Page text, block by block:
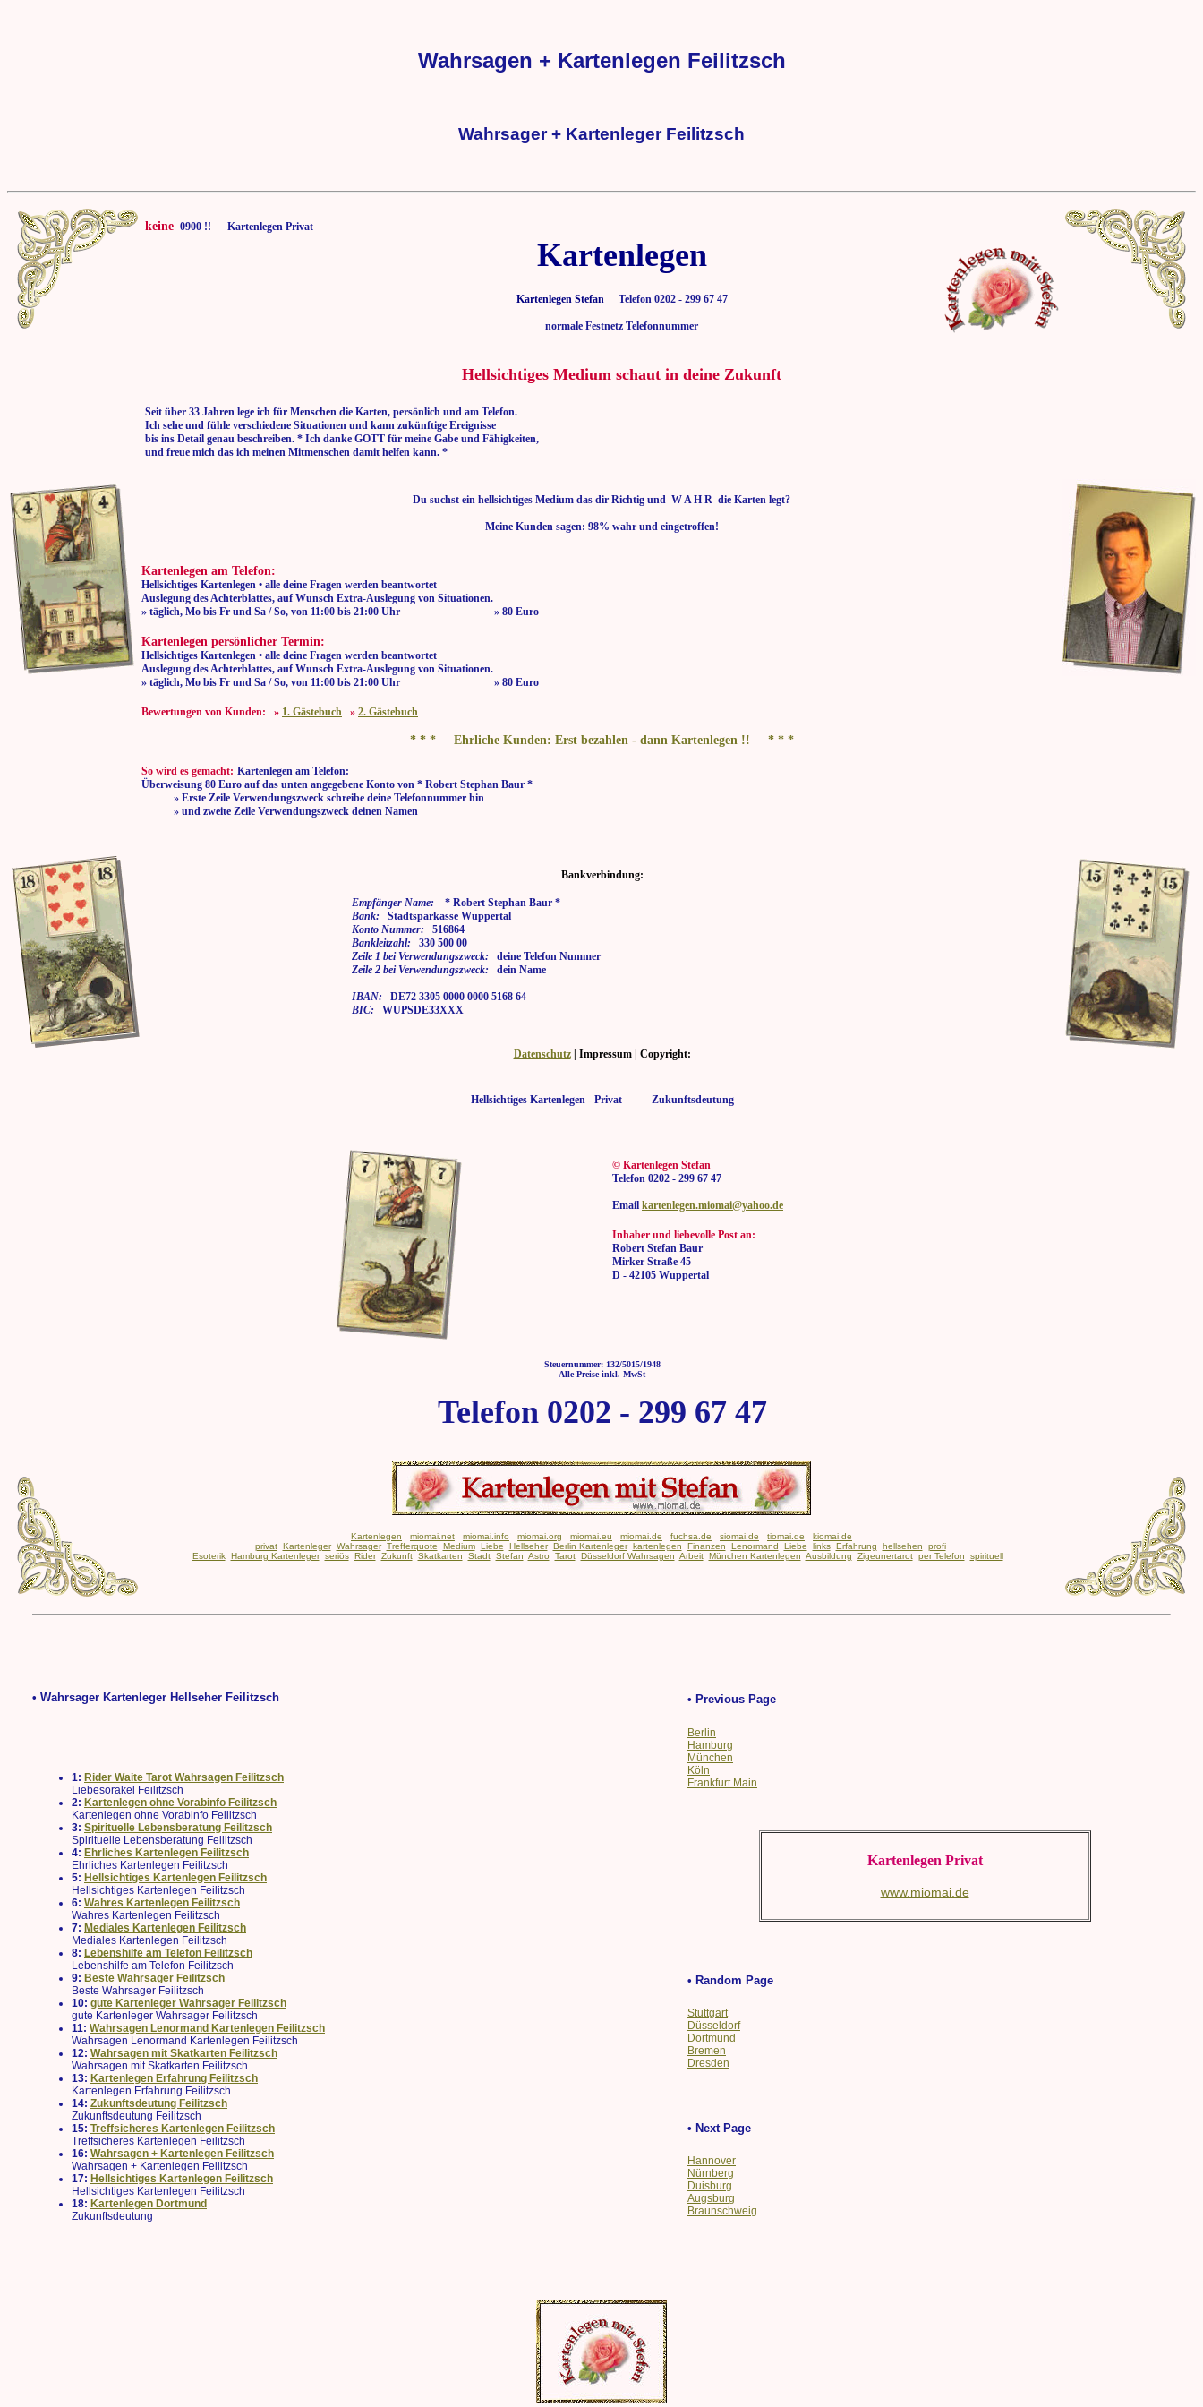
Wahrsagen + Kartenlegen Feilitzsch
Wahrsager + Kartenleger Feilitzsch
keine 0900 !! Kartenlegen Privat
Kartenlegen
Kartenlegen Stefan Telefon 0202 - 299 67 47
normale Festnetz Telefonnummer
Hellsichtiges Medium schaut in deine Zukunft
Seit über 33 Jahren lege ich für Menschen die Karten, persönlich und am Telefon.
Ich sehe und fühle verschiedene Situationen und kann zukünftige Ereignisse
bis ins Detail genau beschreiben. * Ich danke GOTT für meine Gabe und Fähigkeiten,
und freue mich das ich meinen Mitmenschen damit helfen kann. *
Du suchst ein hellsichtiges Medium das dir Richtig und W A H R die Karten legt?
Meine Kunden sagen: 98% wahr und eingetroffen!
Kartenlegen am Telefon:
Hellsichtiges Kartenlegen • alle deine Fragen werden beantwortet
Auslegung des Achterblattes, auf Wunsch Extra-Auslegung von Situationen.
» täglich, Mo bis Fr und Sa / So, von 11:00 bis 21:00 Uhr » 80 Euro
Kartenlegen persönlicher Termin:
Hellsichtiges Kartenlegen • alle deine Fragen werden beantwortet
Auslegung des Achterblattes, auf Wunsch Extra-Auslegung von Situationen.
» täglich, Mo bis Fr und Sa / So, von 11:00 bis 21:00 Uhr » 80 Euro
Bewertungen von Kunden: » 1. Gästebuch » 2. Gästebuch
* * * Ehrliche Kunden: Erst bezahlen - dann Kartenlegen !! * * *
So wird es gemacht: Kartenlegen am Telefon:
Überweisung 80 Euro auf das unten angegebene Konto von * Robert Stephan Baur *
» Erste Zeile Verwendungszweck schreibe deine Telefonnummer hin
» und zweite Zeile Verwendungszweck deinen Namen
Bankverbindung:
Empfänger Name: * Robert Stephan Baur *
Bank: Stadtsparkasse Wuppertal
Konto Nummer: 516864
Bankleitzahl: 330 500 00
Zeile 1 bei Verwendungszweck: deine Telefon Nummer
Zeile 2 bei Verwendungszweck: dein Name
IBAN: DE72 3305 0000 0000 5168 64
BIC: WUPSDE33XXX
Datenschutz| Impressum | Copyright:
Hellsichtiges Kartenlegen - Privat Zukunftsdeutung
© Kartenlegen Stefan
Telefon 0202 - 299 67 47
Email kartenlegen.miomai@yahoo.de
Inhaber und liebevolle Post an:
Robert Stefan Baur
Mirker Straße 45
D - 42105 Wuppertal
Steuernummer: 132/5015/1948
Alle Preise inkl. MwSt
Telefon 0202 - 299 67 47
Kartenlegen miomai.net miomai.info miomai.org miomai.eu miomai.de fuchsa.de siomai.de tiomai.de
kiomai.de
privat Kartenleger Wahrsager Trefferquote Medium Liebe Hellseher Berlin Kartenleger kartenlegen Finanzen Lenormand Liebe links Erfahrung hellsehen
profi
Esoterik Hamburg Kartenleger seriös Rider Zukunft Skatkarten Stadt Stefan Astro Tarot Düsseldorf Wahrsagen Arbeit München Kartenlegen Ausbildung Zigeunertarot per Telefon spirituell
• Wahrsager Kartenleger Hellseher Feilitzsch
1: Rider Waite Tarot Wahrsagen Feilitzsch
Liebesorakel Feilitzsch
2: Kartenlegen ohne Vorabinfo Feilitzsch
Kartenlegen ohne Vorabinfo Feilitzsch
3: Spirituelle Lebensberatung Feilitzsch
Spirituelle Lebensberatung Feilitzsch
4: Ehrliches Kartenlegen Feilitzsch
Ehrliches Kartenlegen Feilitzsch
5: Hellsichtiges Kartenlegen Feilitzsch
Hellsichtiges Kartenlegen Feilitzsch
6: Wahres Kartenlegen Feilitzsch
Wahres Kartenlegen Feilitzsch
7: Mediales Kartenlegen Feilitzsch
Mediales Kartenlegen Feilitzsch
8: Lebenshilfe am Telefon Feilitzsch
Lebenshilfe am Telefon Feilitzsch
9: Beste Wahrsager Feilitzsch
Beste Wahrsager Feilitzsch
10: gute Kartenleger Wahrsager Feilitzsch
gute Kartenleger Wahrsager Feilitzsch
11: Wahrsagen Lenormand Kartenlegen Feilitzsch
Wahrsagen Lenormand Kartenlegen Feilitzsch
12: Wahrsagen mit Skatkarten Feilitzsch
Wahrsagen mit Skatkarten Feilitzsch
13: Kartenlegen Erfahrung Feilitzsch
Kartenlegen Erfahrung Feilitzsch
14: Zukunftsdeutung Feilitzsch
Zukunftsdeutung Feilitzsch
15: Treffsicheres Kartenlegen Feilitzsch
Treffsicheres Kartenlegen Feilitzsch
16: Wahrsagen + Kartenlegen Feilitzsch
Wahrsagen + Kartenlegen Feilitzsch
17: Hellsichtiges Kartenlegen Feilitzsch
Hellsichtiges Kartenlegen Feilitzsch
18: Kartenlegen Dortmund
Zukunftsdeutung
• Previous Page
Berlin
Hamburg
München
Köln
Frankfurt Main
Kartenlegen Privat
www.miomai.de
• Random Page
Stuttgart
Düsseldorf
Dortmund
Bremen
Dresden
• Next Page
Hannover
Nürnberg
Duisburg
Augsburg
Braunschweig